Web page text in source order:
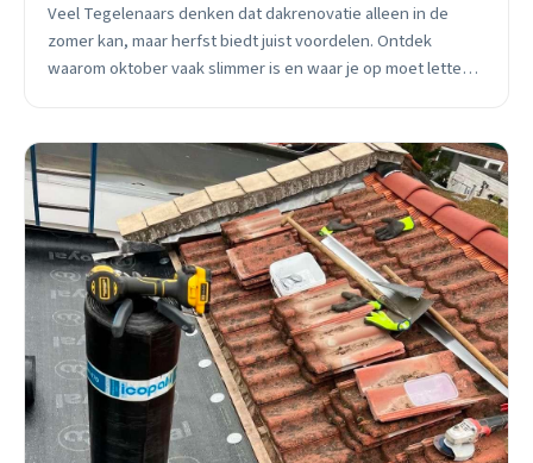
Veel Tegelenaars denken dat dakrenovatie alleen in de
zomer kan, maar herfst biedt juist voordelen. Ontdek
waarom oktober vaak slimmer is en waar je op moet letten